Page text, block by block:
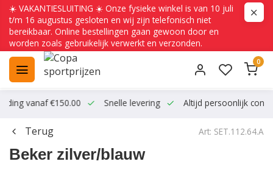
☀️ VAKANTIESLUITING ☀️ Onze fysieke winkel is van 10 juli
t/m 16 augustus gesloten en wij zijn telefonisch niet
bereikbaar. Online bestellingen gaan gewoon door en
worden zoals gebruikelijk verwerkt en verzonden.
0
vanaf €150.00 Snelle levering Altijd persoonlijk
Terug Art: SET.112.64.A
Beker zilver/blauw